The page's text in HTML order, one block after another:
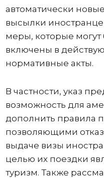
автоматически
высылки
меры, которые могут
включены в
нормативные акты.
В частности, указ
возможность для
дополнить правила
позволяющими
выдаче визы
целью их поездки
туризм. Также